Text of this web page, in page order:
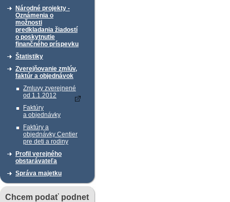
Národné projekty -
Oznámenia o
možnosti
predkladania žiadostí
o poskytnutie
finančného príspevku
Štatistiky
Zverejňovanie zmlúv,
faktúr a objednávok
Zmluvy zverejnené
od 1.1.2012
Faktúry
a objednávky
Faktúry a
objednávky Centier
pre deti a rodiny
Profil verejného
obstarávateľa
Správa majetku
Chcem podať podnet